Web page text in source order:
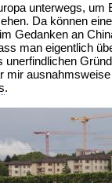
unterwegs, um
Da können
Gedanken an
man eigentlich
unerfindlichen
mir
.